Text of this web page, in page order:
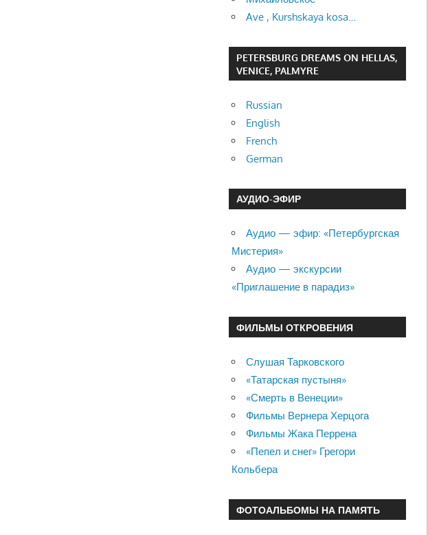
Ave , Kurshskaya kosa…
PETERSBURG DREAMS ON HELLAS,
VENICE, PALMYRE
Russian
English
French
German
АУДИО-ЭФИР
Аудио — эфир: «Петербургская
Мистерия»
Аудио — экскурсии
«Приглашение в парадиз»
ФИЛЬМЫ ОТКРОВЕНИЯ
Слушая Тарковского
«Татарская пустыня»
«Смерть в Венеции»
Фильмы Вернера Херцога
Фильмы Жака Перрена
«Пепел и снег» Грегори
Кольбера
ФОТОАЛЬБОМЫ НА ПАМЯТЬ